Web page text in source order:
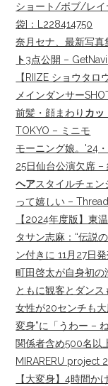
ショート/ボブ/レイ
袋]：L228414750
奈月セナ、最新写
ト3点公開 –
【RIIZE ショウタ
メインダンサー
前髪・顔まわり カッ
TOKYO – ミニモ
モーニング娘。'24
25日仙台公演欠席 –
ヘアスタイルチェ
って嬉しい –
【2024年度版】東
タサン志麻：“伝説
ン付きに 11月27日
町田啓太が自身初の
ともに観客とダンス
女性が20センチも大
変身”に「うわー –
関係者含め500名以
MIRARERU project
【大変身】4時間か